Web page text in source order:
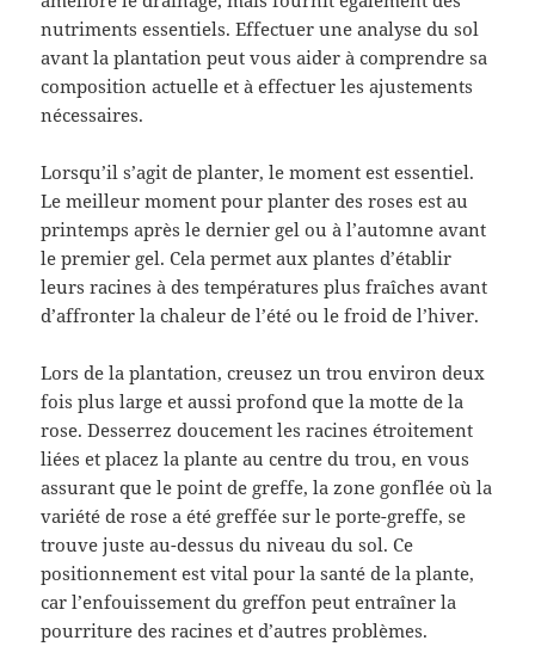
nutriments essentiels. Effectuer une analyse du sol
avant la plantation peut vous aider à comprendre sa
composition actuelle et à effectuer les ajustements
nécessaires.
Lorsqu’il s’agit de planter, le moment est essentiel.
Le meilleur moment pour planter des roses est au
printemps après le dernier gel ou à l’automne avant
le premier gel. Cela permet aux plantes d’établir
leurs racines à des températures plus fraîches avant
d’affronter la chaleur de l’été ou le froid de l’hiver.
Lors de la plantation, creusez un trou environ deux
fois plus large et aussi profond que la motte de la
rose. Desserrez doucement les racines étroitement
liées et placez la plante au centre du trou, en vous
assurant que le point de greffe, la zone gonflée où la
variété de rose a été greffée sur le porte-greffe, se
trouve juste au-dessus du niveau du sol. Ce
positionnement est vital pour la santé de la plante,
car l’enfouissement du greffon peut entraîner la
pourriture des racines et d’autres problèmes.